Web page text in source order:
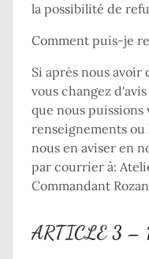
la possibilité de
Comment puis-je
Si après nous
vous changez
que nous
renseignements ou
nous en aviser en
par courrier à:
Commandant
ARTICLE 3 –